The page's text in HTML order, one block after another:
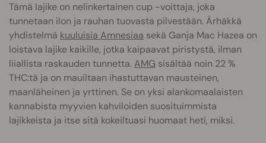
Tämä lajike on nelinkertainen cup -voittaja, joka
tunnetaan ilon ja rauhan tuovasta pilvestään. Ärhäkkä
yhdistelmä kuuluisia Amnesiaa sekä Ganja Mac Hazea on
loistava lajike kaikille, jotka kaipaavat piristystä, ilman
liiallista raskauden tunnetta.AMG sisältää noin 22 %
THC:tä ja on mauiltaan ihastuttavan mausteinen,
maanläheinen ja yrttinen. Se on yksi alankomaalaisten
kannabista myyvien kahviloiden suosituimmista
lajikkeista ja itse sitä kokeiltuasi huomaat heti, miksi.